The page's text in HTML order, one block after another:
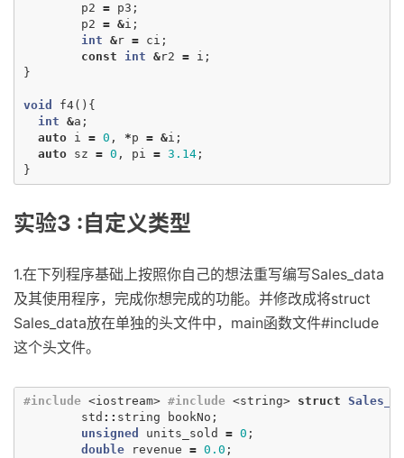
p2 = p3 ;
p2 = &i ;
int &r = ci ;
const
int &r2 = i ;
}
void f4(){
int &a ;
auto i = 0 , *p = &i ;
auto sz = 0 , pi = 3.14 ;
}
实验3 :自定义类型
1.在下列程序基础上按照你自己的想法重写编写Sales_data
及其使用程序，完成你想完成的功能。并修改成将struct
Sales_data放在单独的头文件中，main函数文件#include
这个头文件。
#include <iostream> #include <string> struct
std :: string bookNo ;
unsigned
units_sold = 0 ;
double
revenue = 0.0 ;